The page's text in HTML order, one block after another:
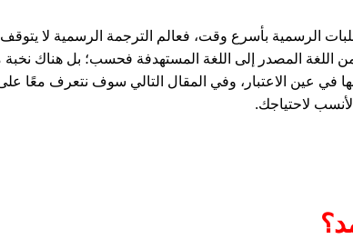
الرسمية بأسرع وقت، فعالم الترجمة الرسمية لا
اللغة المصدر إلى اللغة المستهدفة فحسب؛ بل هناك
في عين الاعتبار، وفي المقال التالي سوف نتعرف معًا
لاحتياجك.